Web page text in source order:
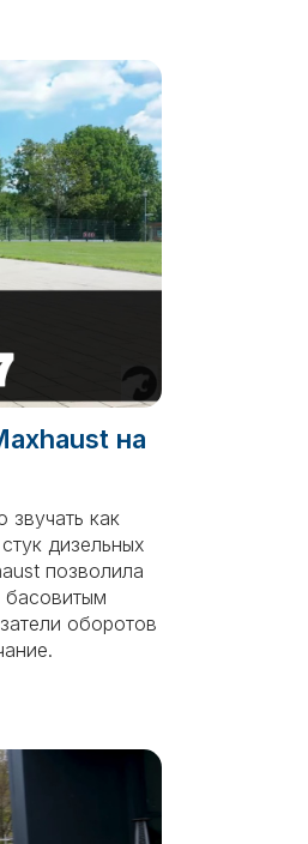
на
как
дизельных
позволила
басовитым
оборотов